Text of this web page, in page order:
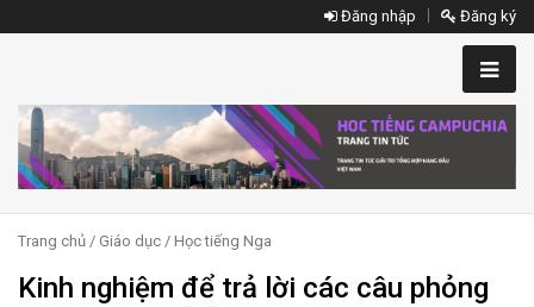
Đăng nhập Đăng ký
Trang chủ / Giáo dục / Học tiếng Nga
Kinh nghiệm để trả lời các câu phỏng